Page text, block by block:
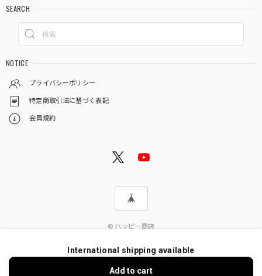
SEARCH
NOTICE
プライバシーポリシー
特定商取引法に基づく表記
会員規約
© ハッピー商店
International shipping available
Add to cart